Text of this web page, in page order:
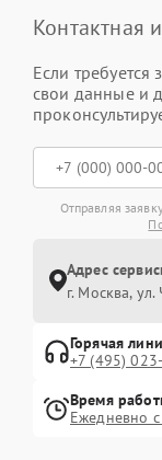
Контактная
Если требуется
свои данные и
Отправляя
Адрес
г. Москва,
Горячая
+7 (495)
Время
Ежедневно